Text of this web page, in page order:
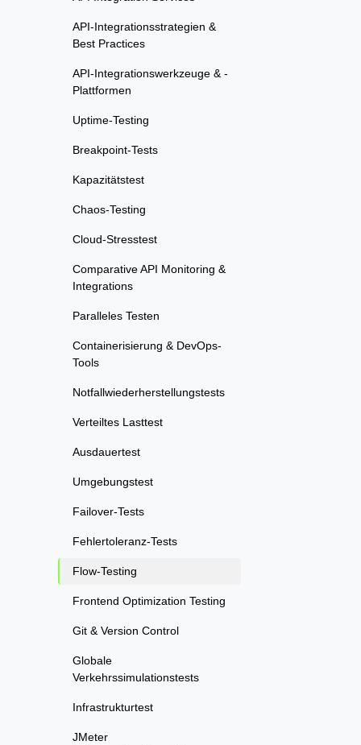
API-Integrationsstrategien &
Best Practices
API-Integrationswerkzeuge & -
Plattformen
Uptime-Testing
Breakpoint-Tests
Kapazitätstest
Chaos-Testing
Cloud-Stresstest
Comparative API Monitoring &
Integrations
Paralleles Testen
Containerisierung & DevOps-
Tools
Notfallwiederherstellungstests
Verteiltes Lasttest
Ausdauertest
Umgebungstest
Failover-Tests
Fehlertoleranz-Tests
Flow-Testing
Frontend Optimization Testing
Git & Version Control
Globale
Verkehrssimulationstests
Infrastrukturtest
JMeter